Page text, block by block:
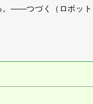
。――つづく（ロボット